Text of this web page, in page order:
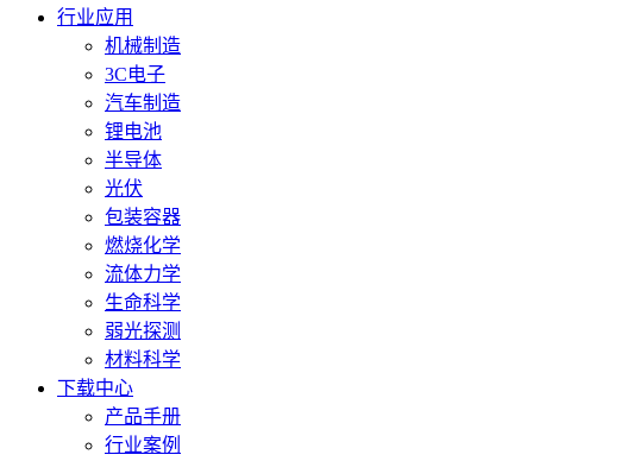
行业应用
机械制造
3C电子
汽车制造
锂电池
半导体
光伏
包装容器
燃烧化学
流体力学
生命科学
弱光探测
材料科学
下载中心
产品手册
行业案例